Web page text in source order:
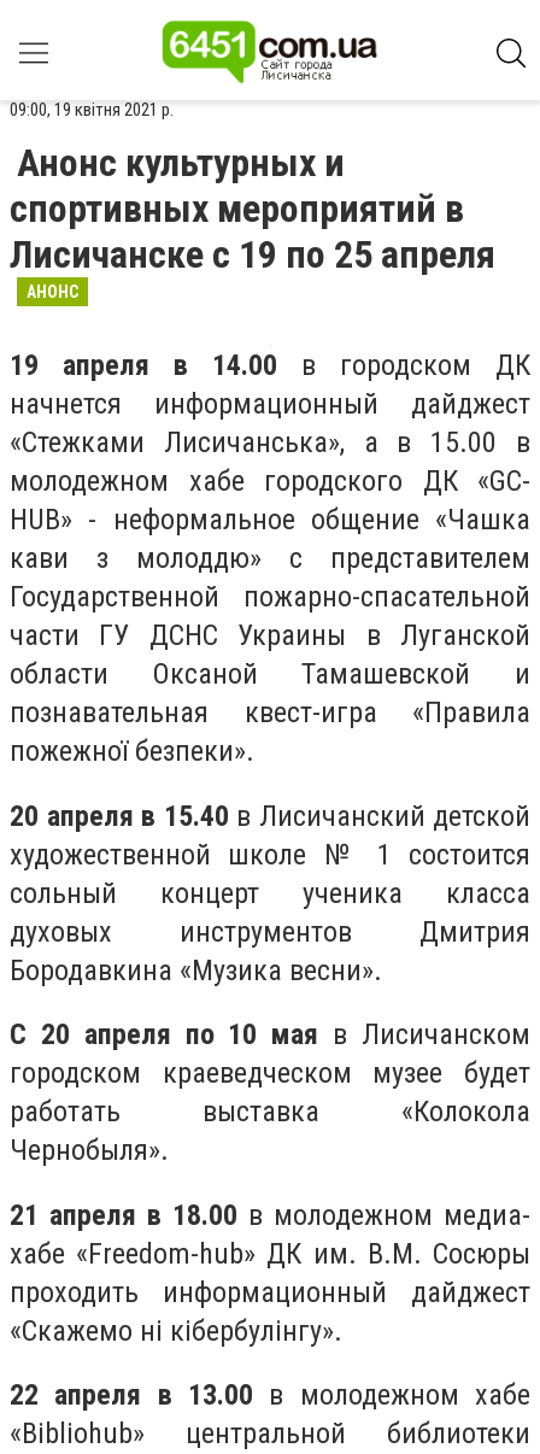
09:00, 19 квітня 2021 р.
Анонс культурных и
спортивных мероприятий в
Лисичанске с 19 по 25 апреля
АНОНС
19 апреля в 14.00 в городском ДК
начнется информационный дайджест
«Стежками Лисичанська», а в 15.00 в
молодежном хабе городского ДК «GC-
HUB» - неформальное общение «Чашка
кави з молоддю» с представителем
Государственной пожарно-спасательной
части ГУ ДСНС Украины в Луганской
области Оксаной Тамашевской и
познавательная квест-игра «Правила
пожежної безпеки».
20 апреля в 15.40 в Лисичанский детской
художественной школе № 1 состоится
сольный концерт ученика класса
духовых инструментов Дмитрия
Бородавкина «Музика весни».
С 20 апреля по 10 мая в Лисичанском
городском краеведческом музее будет
работать выставка «Колокола
Чернобыля».
21 апреля в 18.00 в молодежном медиа-
хабе «Freedom-hub» ДК им. В.М. Сосюры
проходить информационный дайджест
«Скажемо ні кібербулінгу».
22 апреля в 13.00 в молодежном хабе
«Bibliohub» центральной библиотеки